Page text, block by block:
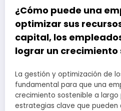
¿Cómo puede una
optimizar sus
capital, los
lograr un crecimiento
La gestión y optimización de
fundamental para que una
crecimiento sostenible a largo
estrategias clave que pueden